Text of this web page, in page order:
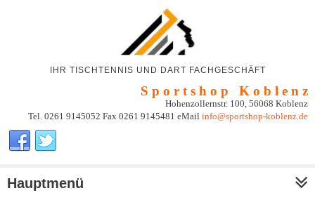
IHR TISCHTENNIS UND DART FACHGESCHÄFT
S p o r t s h o p K o b l e n z
Hohenzollernstr. 100, 56068 Koblenz
Tel. 0261 9145052 Fax 0261 9145481 eMail info@sportshop-koblenz.de
Hauptmenü